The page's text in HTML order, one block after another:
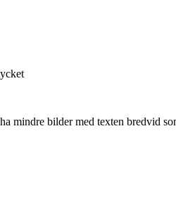
mindre bilder med texten bredvid